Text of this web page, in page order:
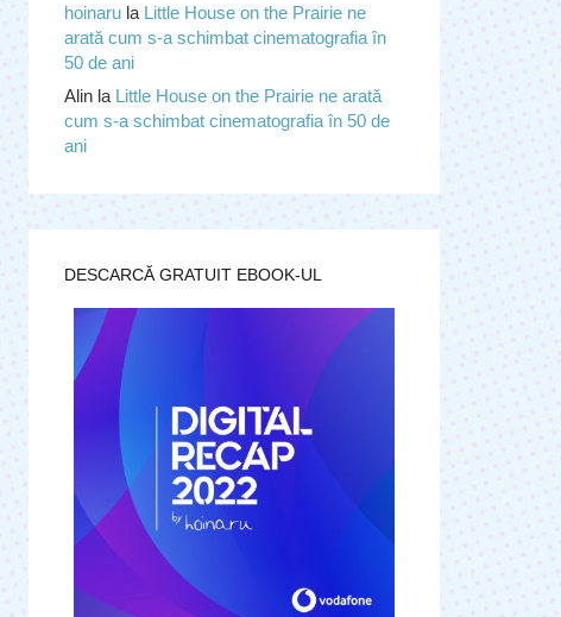
hoinarula Little House on the Prairie ne
arată cum s-a schimbat cinematografia în
50 de ani
Alinla Little House on the Prairie ne arată
cum s-a schimbat cinematografia în 50 de
ani
DESCARCĂ GRATUIT EBOOK-UL